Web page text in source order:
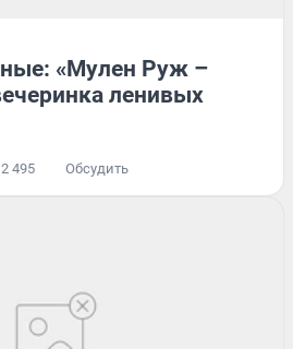
«Мулен Руж –
ленивых
2 495 Обсудить